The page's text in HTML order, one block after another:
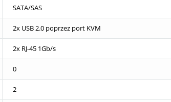
SATA/SAS
2x USB 2.0 poprzez port KVM
2x RJ-45 1Gb/s
0
2